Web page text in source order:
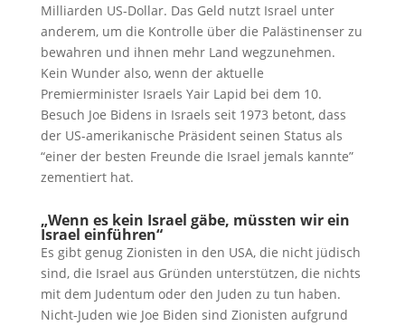
Milliarden US-Dollar. Das Geld nutzt Israel unter
anderem, um die Kontrolle über die Palästinenser zu
bewahren und ihnen mehr Land wegzunehmen.
Kein Wunder also, wenn der aktuelle
Premierminister Israels Yair Lapid bei dem 10.
Besuch Joe Bidens in Israels seit 1973 betont, dass
der US-amerikanische Präsident seinen Status als
“einer der besten Freunde die Israel jemals kannte”
zementiert hat.
„Wenn es kein Israel gäbe, müssten wir ein
Israel einführen“
Es gibt genug Zionisten in den USA, die nicht jüdisch
sind, die Israel aus Gründen unterstützen, die nichts
mit dem Judentum oder den Juden zu tun haben.
Nicht-Juden wie Joe Biden sind Zionisten aufgrund